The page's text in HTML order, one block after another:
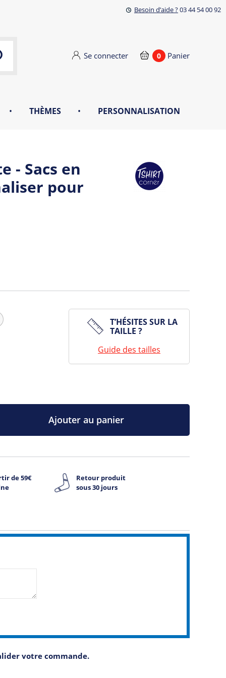
Besoin d’aide ?03 44 54 00 92
Se connecter 0 Panier
• THÈMES • PERSONNALISATION
- Sacs en
pour
T’HÉSITES SUR LA
TAILLE ?
Guide des tailles
Ajouter au panier
de 59€
Retour produit
sous 30 jours
votre commande.